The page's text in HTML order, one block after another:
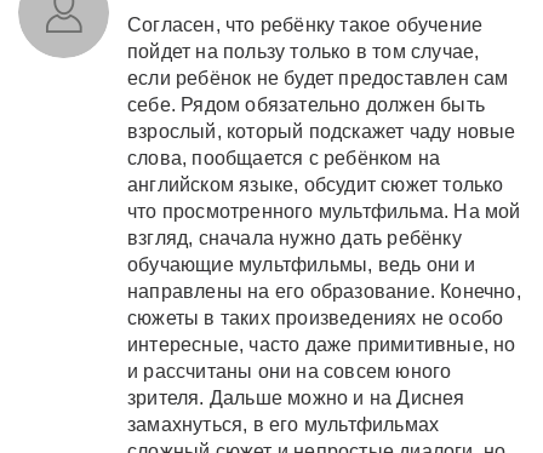
Согласен, что ребёнку такое обучение
пойдет на пользу только в том случае,
если ребёнок не будет предоставлен сам
себе. Рядом обязательно должен быть
взрослый, который подскажет чаду новые
слова, пообщается с ребёнком на
английском языке, обсудит сюжет только
что просмотренного мультфильма. На мой
взгляд, сначала нужно дать ребёнку
обучающие мультфильмы, ведь они и
направлены на его образование. Конечно,
сюжеты в таких произведениях не особо
интересные, часто даже примитивные, но
и рассчитаны они на совсем юного
зрителя. Дальше можно и на Диснея
замахнуться, в его мультфильмах